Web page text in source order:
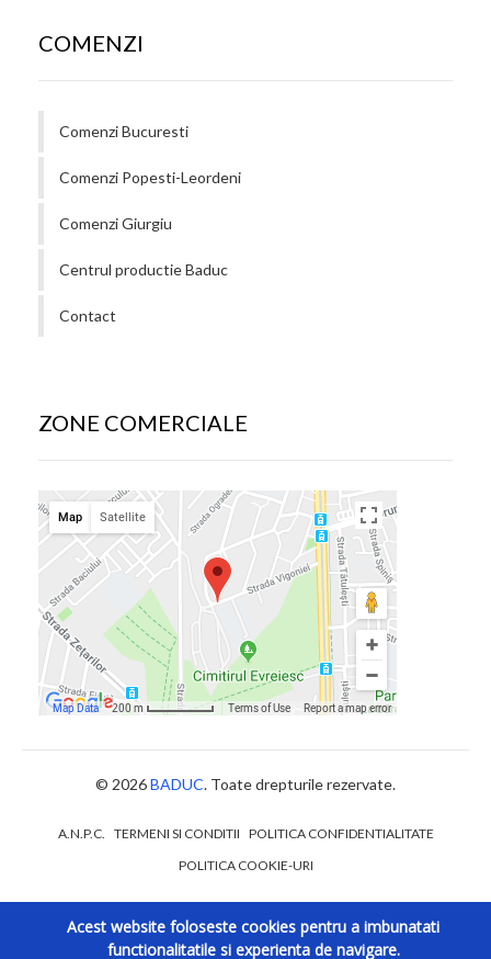
COMENZI
Comenzi Bucuresti
Comenzi Popesti-Leordeni
Comenzi Giurgiu
Centrul productie Baduc
Contact
ZONE COMERCIALE
© 2026BADUC. Toate drepturile rezervate.
A.N.P.C. TERMENI SI CONDITII POLITICA CONFIDENTIALITATE
POLITICA COOKIE-URI
Acest website foloseste cookies pentru a imbunatati
functionalitatile si experienta de navigare.